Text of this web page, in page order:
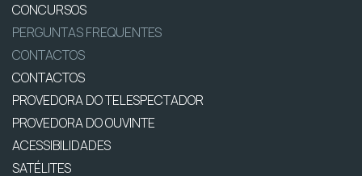
CONCURSOS
PERGUNTAS FREQUENTES
CONTACTOS
CONTACTOS
PROVEDORA DO TELESPECTADOR
PROVEDORA DO OUVINTE
ACESSIBILIDADES
SATÉLITES